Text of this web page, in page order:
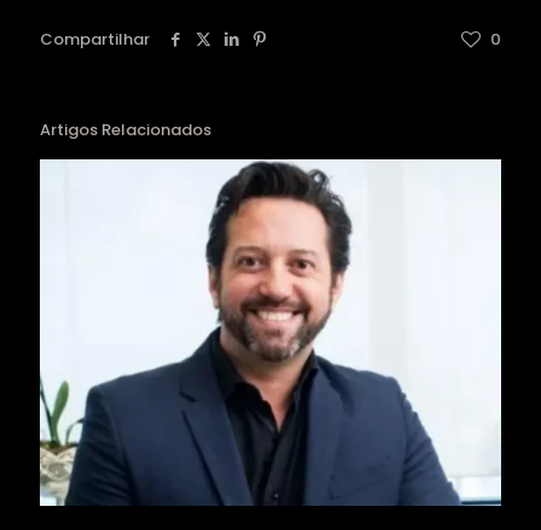
Compartilhar 0
Artigos Relacionados